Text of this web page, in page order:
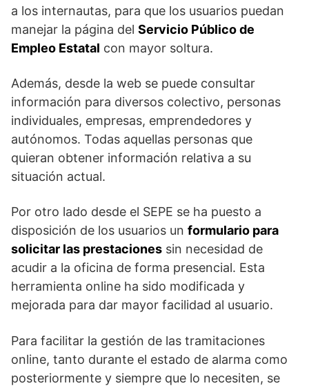
a los internautas, para que los usuarios puedan
manejar la página del Servicio Público de
Empleo Estatal con mayor soltura.
Además, desde la web se puede consultar
información para diversos colectivo, personas
individuales, empresas, emprendedores y
autónomos. Todas aquellas personas que
quieran obtener información relativa a su
situación actual.
Por otro lado desde el SEPE se ha puesto a
disposición de los usuarios un formulario para
solicitar las prestaciones sin necesidad de
acudir a la oficina de forma presencial. Esta
herramienta online ha sido modificada y
mejorada para dar mayor facilidad al usuario.
Para facilitar la gestión de las tramitaciones
online, tanto durante el estado de alarma como
posteriormente y siempre que lo necesiten, se